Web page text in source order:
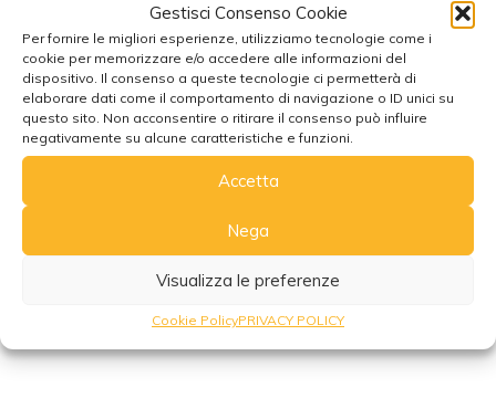
Gestisci Consenso Cookie
Per fornire le migliori esperienze, utilizziamo tecnologie come i
cookie per memorizzare e/o accedere alle informazioni del
dispositivo. Il consenso a queste tecnologie ci permetterà di
elaborare dati come il comportamento di navigazione o ID unici su
questo sito. Non acconsentire o ritirare il consenso può influire
negativamente su alcune caratteristiche e funzioni.
Accetta
Nega
Visualizza le preferenze
Cookie PolicyPRIVACY POLICY
Coloranti a base di olio vegetale conformi al REACH.
Non viene usata cera a base di petrolio (paraﬃna).
Istruzioni e avvertenze di sicurezza
Utilizzare solo con un brucia essenze destinato a bruciare oli
profumati o cere. La cera si scioglie quando viene riscaldata e
può fuoriuscire se il bruciatore viene spostato. Non lasciare il
bruciatore incustodito. La cera deve essere scaldata
utilizzando un brucia essenze. Non scaldare la cera su una
stufa o sul fuoco. Non aggiungere acqua alla cera. Può